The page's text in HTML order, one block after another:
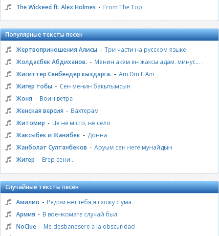
The Wickeed ft. Alex Holmes - From The Top
Популярные тексты песен
Жертвоприношения Алисы - Три части на русском языке.
Жолдасбек Абдиханов. - Менин акем ен жаксы адам. минус... .
Жигиттер Сенбендер кыздарга. - Am Dm E Am
Жигер тобы - Сен менин бакытымсын
Жоня - Воин ветра
Женская версия - Вахтерам
Житомир - Це не місто, не село
Жаксыбек и Жанибек - Донна
Жанболат Султанбеков - Аруым сен неге мунайдын
Жигер - Егер сени...
Случайные тексты песен
Амилио - Рядом нет тебя,я схожу с ума
Армия - В военкомате случай был
NoClue - Me desbanesere a la obscuridad